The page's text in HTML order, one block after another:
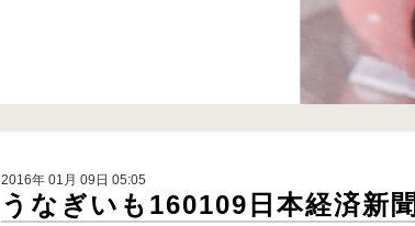
2016年 01月 09日 05:05
うなぎいも160109日本経済新聞